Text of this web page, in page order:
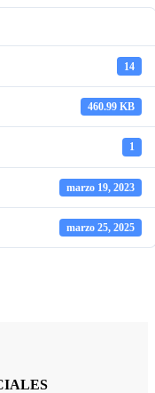
14
460.99 KB
1
marzo 19, 2023
marzo 25, 2025